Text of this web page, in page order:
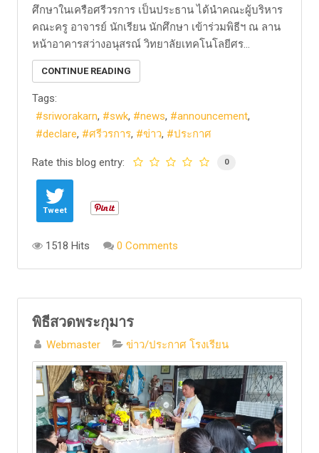
ศึกษาในเครือศรีวรการ เป็นประธาน ได้นำคณะผู้บริหาร
คณะครู อาจารย์ นักเรียน นักศึกษา เข้าร่วมพิธีฯ ณ ลาน
หน้าอาคารสว่างอนุสรณ์ วิทยาลัยเทคโนโลยีศร...
CONTINUE READING
Tags:
sriworakarn
swk news
announcement
declare
ศรีวรการ ข่าว ประกาศ
Rate this blog entry: 0
Tweet
1518 Hits 0 Comments
พิธีสวดพระกุมาร
Webmaster ข่าว/ประกาศ โรงเรียน